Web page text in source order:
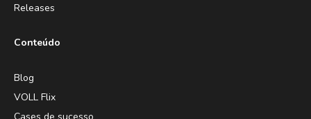
Releases
Conteúdo
Blog
VOLL Flix
Cases de sucesso